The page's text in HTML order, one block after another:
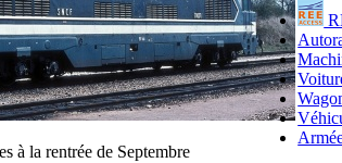
à la rentrée de Septembre